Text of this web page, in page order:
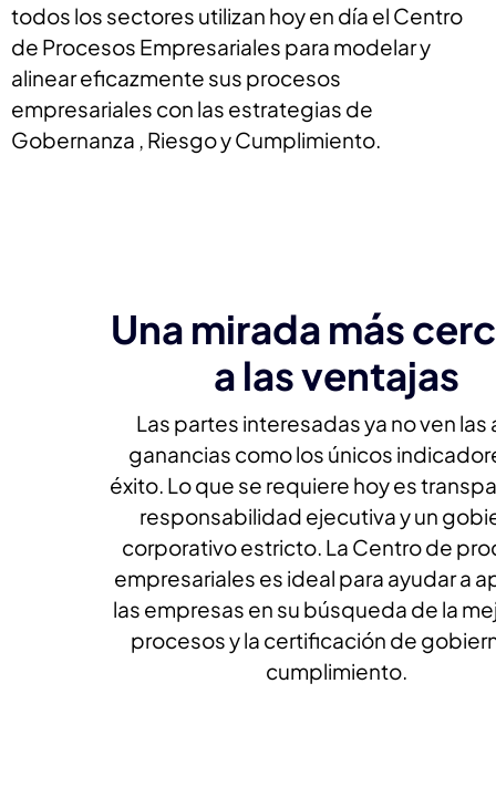
todos los sectores utilizan hoy en día el Centro
de Procesos Empresariales para modelar y
alinear eficazmente sus procesos
empresariales con las estrategias de
Gobernanza , Riesgo y Cumplimiento.
Una mirada más
a las ventajas
Las partes interesadas ya no ven las
ganancias como los únicos
éxito. Lo que se requiere hoy es
responsabilidad ejecutiva y un
corporativo estricto. La Centro de
empresariales es ideal para ayudar a
las empresas en su búsqueda de la
procesos y la certificación de
cumplimiento.